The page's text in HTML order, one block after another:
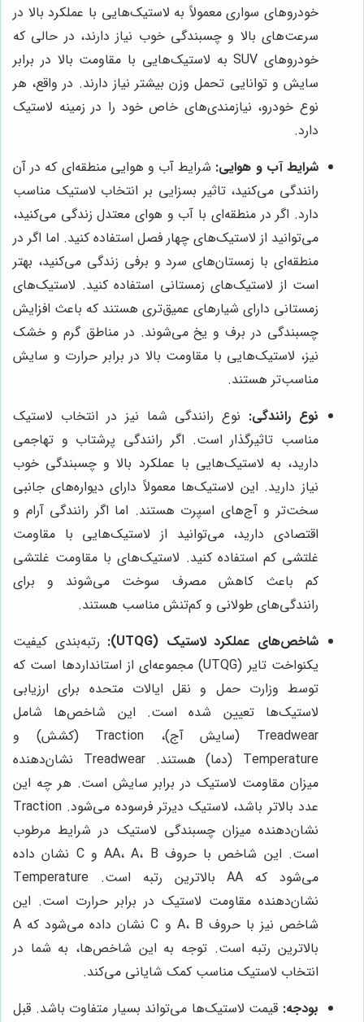
خودروهای سواری معمولاً به لاستیک‌هایی با عملکرد بالا در
سرعت‌های بالا و چسبندگی خوب نیاز دارند، در حالی که
خودروهای SUV به لاستیک‌هایی با مقاومت بالا در برابر
سایش و توانایی تحمل وزن بیشتر نیاز دارند. در واقع، هر
نوع خودرو، نیازمندی‌های خاص خود را در زمینه لاستیک
دارد.
شرایط آب و هوایی: شرایط آب و هوایی منطقه‌ای که در آن
رانندگی می‌کنید، تاثیر بسزایی بر انتخاب لاستیک مناسب
دارد. اگر در منطقه‌ای با آب و هوای معتدل زندگی می‌کنید،
می‌توانید از لاستیک‌های چهار فصل استفاده کنید. اما اگر در
منطقه‌ای با زمستان‌های سرد و برفی زندگی می‌کنید، بهتر
است از لاستیک‌های زمستانی استفاده کنید. لاستیک‌های
زمستانی دارای شیارهای عمیق‌تری هستند که باعث افزایش
چسبندگی در برف و یخ می‌شوند. در مناطق گرم و خشک
نیز، لاستیک‌هایی با مقاومت بالا در برابر حرارت و سایش
مناسب‌تر هستند.
نوع رانندگی: نوع رانندگی شما نیز در انتخاب لاستیک
مناسب تاثیرگذار است. اگر رانندگی پرشتاب و تهاجمی
دارید، به لاستیک‌هایی با عملکرد بالا و چسبندگی خوب
نیاز دارید. این لاستیک‌ها معمولاً دارای دیواره‌های جانبی
سخت‌تر و آج‌های اسپرت هستند. اما اگر رانندگی آرام و
اقتصادی دارید، می‌توانید از لاستیک‌هایی با مقاومت
غلتشی کم استفاده کنید. لاستیک‌های با مقاومت غلتشی
کم باعث کاهش مصرف سوخت می‌شوند و برای
رانندگی‌های طولانی و کم‌تنش مناسب هستند.
شاخص‌های عملکرد لاستیک (UTQG):
رتبه‌بندی کیفیت
یکنواخت تایر (UTQG) مجموعه‌ای از استانداردها است که
توسط وزارت حمل و نقل ایالات متحده برای ارزیابی
لاستیک‌ها تعیین شده است. این شاخص‌ها شامل
Treadwear (سایش آج)، Traction (کشش) و
Temperature (دما) هستند. Treadwear نشان‌دهنده
میزان مقاومت لاستیک در برابر سایش است. هر چه این
عدد بالاتر باشد، لاستیک دیرتر فرسوده می‌شود. Traction
نشان‌دهنده میزان چسبندگی لاستیک در شرایط مرطوب
است. این شاخص با حروف AA، A، B و C نشان داده
می‌شود که AA بالاترین رتبه است. Temperature
نشان‌دهنده مقاومت لاستیک در برابر حرارت است. این
شاخص نیز با حروف A، B و C نشان داده می‌شود که A
بالاترین رتبه است. توجه به این شاخص‌ها، به شما در
انتخاب لاستیک مناسب کمک شایانی می‌کند.
بودجه: قیمت لاستیک‌ها می‌تواند بسیار متفاوت باشد. قبل